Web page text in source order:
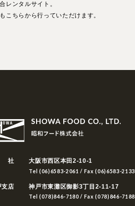
レンタルサイト。
こちらから行っていただけます。
社 大阪市西区本田2-10-1
Tel (06)6583-2061 / Fax (06)6583-2133
支店 神戸市東灘区御影3丁目2-11-17
Tel (078)846-7180 / Fax (078)846-7188